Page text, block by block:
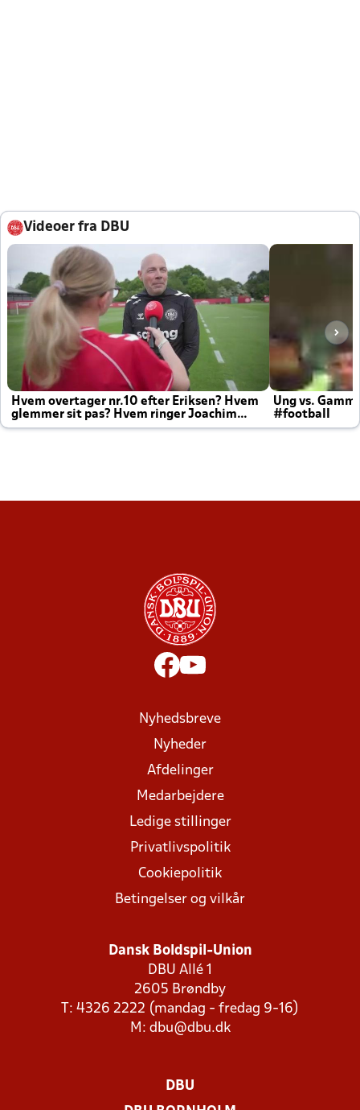
Videoer fra DBU
Hvem overtager nr.10 efter Eriksen? Hvem
glemmer sit pas? Hvem ringer Joachim
altid til efter kampe?
Ung vs.
#football
Nyhedsbreve
Nyheder
Afdelinger
Medarbejdere
Ledige stillinger
Privatlivspolitik
Cookiepolitik
Betingelser og vilkår
Dansk Boldspil-Union
DBU Allé 1
2605 Brøndby
T: 4326 2222 (mandag - fredag 9-16)
M: dbu@dbu.dk
DBU